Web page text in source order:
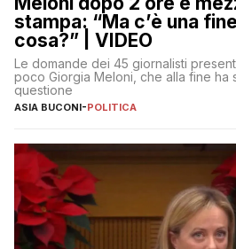
stampa: “Ma c’è una
cosa?” | VIDEO
Le domande dei 45 giornalisti
poco Giorgia Meloni, che alla fine ha
questione
ASIA BUCONI-POLITICA